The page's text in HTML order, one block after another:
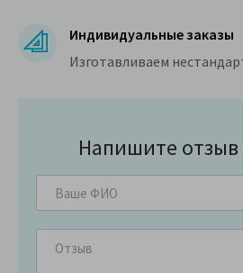
Индивидуальные заказы
Изготавливаем
Напишите отзыв